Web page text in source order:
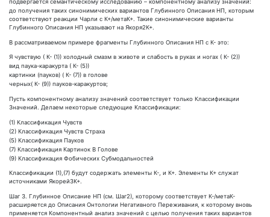
подвергается семантическому исследованию – компонентному анализу значений:
до получения таких синонимических вариантов Глубинного Описания НП, которым
соответствуют реакции Чарли с К+/метаК+. Такие синонимические варианты
Глубинного Описания НП указывают на Якоря2К+.
В рассматриваемом примере фрагменты Глубинного Описания НП с К- это:
Я чувствую ( К- (1)) холодный смазм в животе и слабость в руках и ногах ( К- (2))
вид паука-каракурта ( К- (5))
картинки (пауков) ( К- (7)) в голове
черных( К- (9)) пауков-каракуртов;
Пусть компонентному анализу значений соответствует только Классификации
Значений. Делаем некоторые следующие Классификации:
(1) Классификация Чувств
(2) Классификация Чувств Страха
(5) Классификация Пауков
(7) Классификация Картинок В Голове
(9) Классификация Фобических Субмодальностей
Классификации (1),(7) будут содержать элементы К-, и К+. Элементы К+ служат
источниками Якорей3К+.
Шаг 3. Глубинное Описание НП (см. Шаг2), которому соответствует К-/метаК-
расширяется до Описания Онтологии Негативного Переживания, к которому вновь
применяется Компонентный анализ значений с целью получения таких вариантов